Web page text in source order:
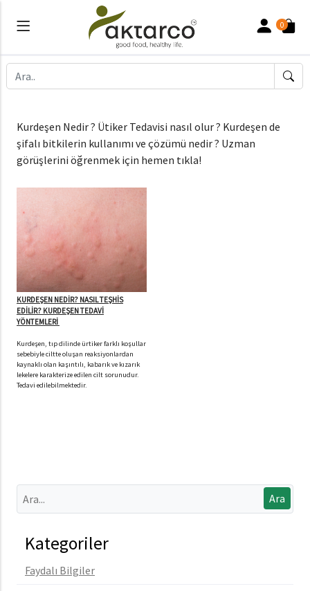
0
Kurdeşen Nedir ? Ütiker Tedavisi nasıl olur ? Kurdeşen de
şifalı bitkilerin kullanımı ve çözümü nedir ? Uzman
görüşlerini öğrenmek için hemen tıkla!
KURDEŞEN NEDİR? NASIL TEŞHİS
EDİLİR? KURDEŞEN TEDAVİ
YÖNTEMLERİ
Kurdeşen, tıp dilinde ürtiker farklı koşullar
sebebiyle ciltte oluşan reaksiyonlardan
kaynaklı olan kaşıntılı, kabarık ve kızarık
lekelere karakterize edilen cilt sorunudur.
Tedavi edilebilmektedir.
Kategoriler
Faydalı Bilgiler